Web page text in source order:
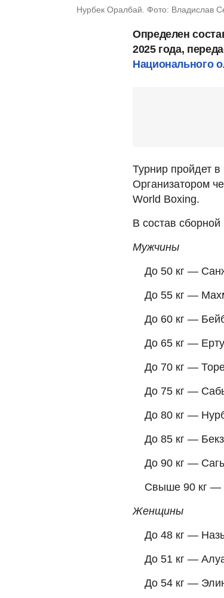
Нурбек Оралбай. Фото: Владислав
Определен
2025 года,
Национального
Турнир пройдет
Организатором
World Boxing.
В состав
Мужчины
До 50 кг —
До 55 кг —
До 60 кг —
До 65 кг —
До 70 кг —
До 75 кг —
До 80 кг —
До 85 кг —
До 90 кг —
Свыше 90 кг —
Женщины
До 48 кг —
До 51 кг —
До 54 кг —